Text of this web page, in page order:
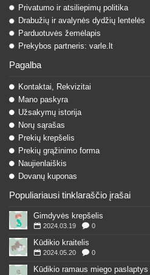
Privatumo ir atsiliepimų politika
Drabužių ir avalynės dydžių lentelės
Parduotuvės žemėlapis
Prekybos partneris: varle.lt
Pagalba
Kontaktai, Rekvizitai
Mano paskyra
Užsakymų istorija
Norų sąrašas
Prekių krepšelis
Prekių grąžinimo forma
Naujienlaiškis
Dovanų kuponas
Populiariausi tinklaraščio įrašai
Gimdyvės krepšelis
2024.03.19 0
Kūdikio kraitelis
2024.05.20 0
Kūdikio ramaus miego paslaptys